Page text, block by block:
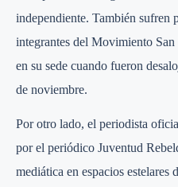
independiente. También sufren
integrantes del Movimiento
en su sede cuando fueron
de noviembre.
Por otro lado, el periodista
por el periódico Juventud
mediática en espacios